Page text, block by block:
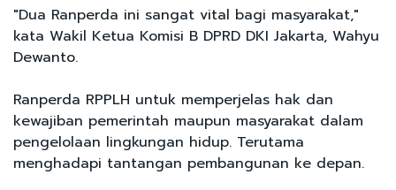
"Dua Ranperda ini sangat vital bagi masyarakat,"
kata Wakil Ketua Komisi B DPRD DKI Jakarta, Wahyu
Dewanto.
Ranperda RPPLH untuk memperjelas hak dan
kewajiban pemerintah maupun masyarakat dalam
pengelolaan lingkungan hidup. Terutama
menghadapi tantangan pembangunan ke depan.